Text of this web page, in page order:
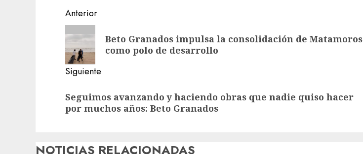
Post
navigation
Anterior
Entrada
anterior:
Beto Granados impulsa la consolidación de Matamoros
como polo de desarrollo
Siguiente
entrada:
Seguimos avanzando y haciendo obras que nadie quiso hacer
por muchos años: Beto Granados
NOTICIAS RELACIONADAS